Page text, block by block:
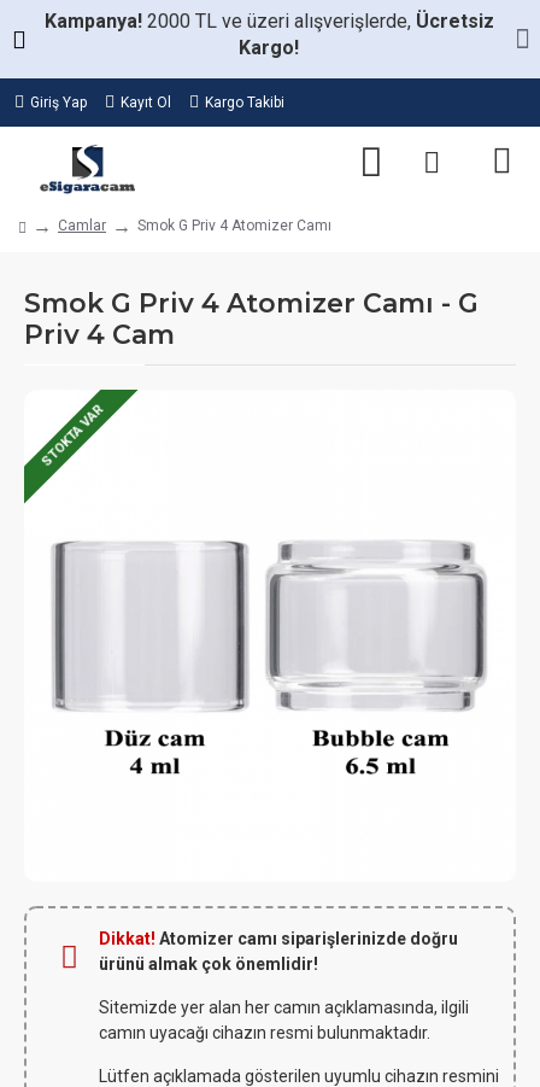
Kampanya! 2000 TL ve üzeri alışverişlerde, Ücretsiz
Kargo!
Giriş Yap Kayıt Ol Kargo Takibi
Camlar Smok G Priv 4 Atomizer Camı
Smok G Priv 4 Atomizer Camı - G
Priv 4 Cam
STOKTA VAR
Dikkat! Atomizer camı siparişlerinizde doğru
ürünü almak çok önemlidir!
Sitemizde yer alan her camın açıklamasında, ilgili
camın uyacağı cihazın resmi bulunmaktadır.
Lütfen açıklamada gösterilen uyumlu cihazın resmini